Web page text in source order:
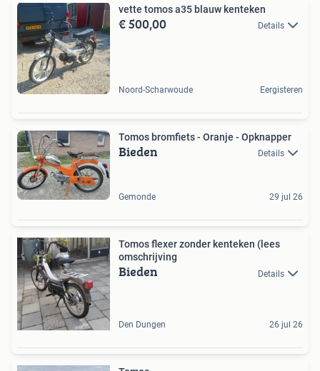
vette tomos a35 blauw kenteken
€ 500,00 Details
Noord-Scharwoude Eergisteren
Tomos bromfiets - Oranje - Opknapper
Bieden Details
Gemonde 29 jul 26
Tomos flexer zonder kenteken (lees
omschrijving
Bieden Details
Den Dungen 26 jul 26